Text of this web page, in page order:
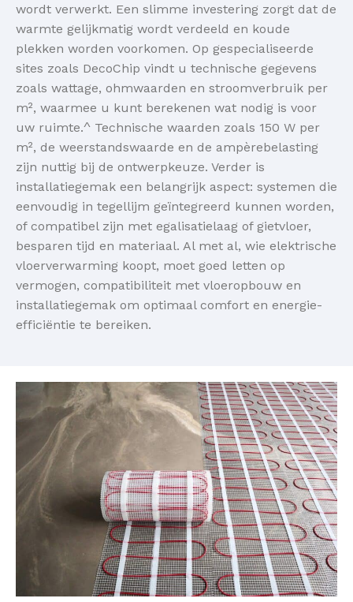
wordt verwerkt. Een slimme investering zorgt dat de
warmte gelijkmatig wordt verdeeld en koude
plekken worden voorkomen. Op gespecialiseerde
sites zoals DecoChip vindt u technische gegevens
zoals wattage, ohmwaarden en stroomverbruik per
m², waarmee u kunt berekenen wat nodig is voor
uw ruimte.^ Technische waarden zoals 150 W per
m², de weerstandswaarde en de ampèrebelasting
zijn nuttig bij de ontwerpkeuze. Verder is
installatiegemak een belangrijk aspect: systemen die
eenvoudig in tegellijm geïntegreerd kunnen worden,
of compatibel zijn met egalisatielaag of gietvloer,
besparen tijd en materiaal. Al met al, wie elektrische
vloerverwarming koopt, moet goed letten op
vermogen, compatibiliteit met vloeropbouw en
installatiegemak om optimaal comfort en energie-
efficiëntie te bereiken.